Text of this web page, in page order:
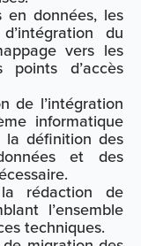
en données, les
du
vers les
d’accès
de l’intégration
informatique
définition des
et des
rédaction de
l’ensemble
techniques.